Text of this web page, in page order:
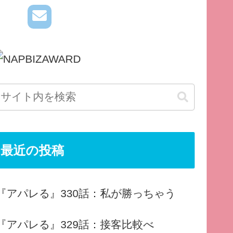
最近の投稿
『アパレる』330話：私が勝っちゃう
『アパレる』329話：接客比較べ